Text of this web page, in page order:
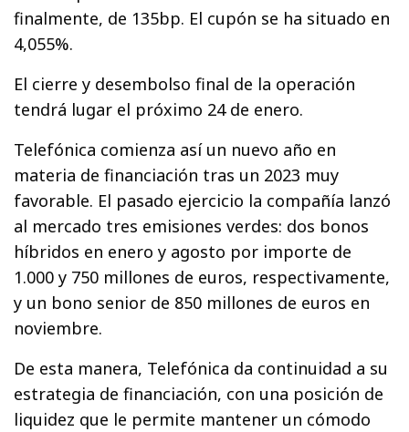
finalmente, de 135bp. El cupón se ha situado en
4,055%.
El cierre y desembolso final de la operación
tendrá lugar el próximo 24 de enero.
Telefónica comienza así un nuevo año en
materia de financiación tras un 2023 muy
favorable. El pasado ejercicio la compañía lanzó
al mercado tres emisiones verdes: dos bonos
híbridos en enero y agosto por importe de
1.000 y 750 millones de euros, respectivamente,
y un bono senior de 850 millones de euros en
noviembre.
De esta manera, Telefónica da continuidad a su
estrategia de financiación, con una posición de
liquidez que le permite mantener un cómodo